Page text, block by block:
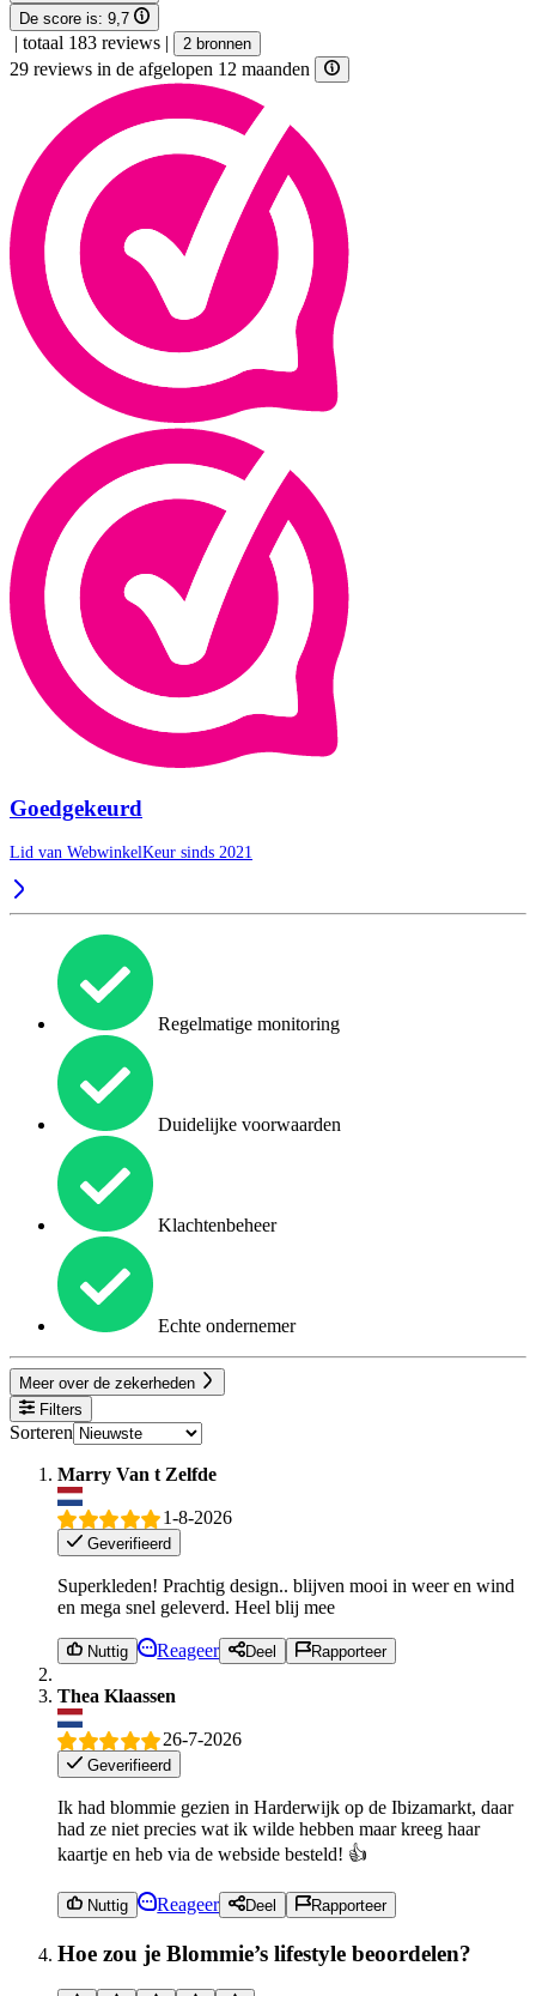
De score is: 9,7
| totaal 183 reviews | 2 bronnen
29 reviews in de afgelopen 12 maanden
Goedgekeurd
Lid van WebwinkelKeur sinds 2021
Regelmatige monitoring
Duidelijke voorwaarden
Klachtenbeheer
Echte ondernemer
Meer over de zekerheden
Filters
Sorteren
Marry Van t Zelfde
1-8-2026
Geverifieerd
Superkleden! Prachtig design.. blijven mooi in weer en wind
en mega snel geleverd. Heel blij mee
Nuttig Reageer Deel Rapporteer
Thea Klaassen
26-7-2026
Geverifieerd
Ik had blommie gezien in Harderwijk op de Ibizamarkt, daar
had ze niet precies wat ik wilde hebben maar kreeg haar
kaartje en heb via de webside besteld! 👍
Nuttig Reageer Deel Rapporteer
Hoe zou je Blommie’s lifestyle beoordelen?